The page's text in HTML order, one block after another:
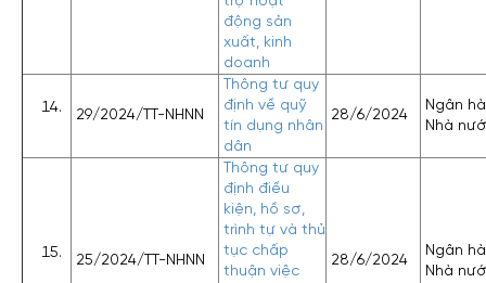
động sản
xuất, kinh
doanh
29/2024/TT-NHNN
Thông tư quy
định về quỹ
tín dụng nhân
dân
28/6/2024
Ngân
Nhà
25/2024/TT-NHNN
Thông tư quy
định điều
kiện, hồ sơ,
trình tự và thủ
tục chấp
thuận việc
28/6/2024
Ngân
Nhà